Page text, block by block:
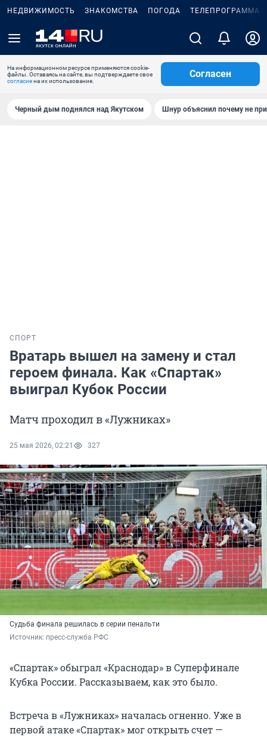
НЕДВИЖИМОСТЬ ЗНАКОМСТВА ПОГОДА ТЕЛЕПРОГРАММА
На информационном ресурсе применяются cookie-
файлы. Оставаясь на сайте, вы подтверждаете свое
согласиена их использование.
Согласен
Черный дым поднялся над Якутском Шнур объяснил почему не
СПОРТ
Вратарь вышел на замену и стал
героем финала. Как «Спартак»
выиграл Кубок России
Матч проходил в «Лужниках»
25 мая 2026, 02:21 327
Судьба финала решилась в серии пенальти
Источник: пресс-служба РФС
«Спартак» обыграл «Краснодар» в Суперфинале
Кубка России. Рассказываем, как это было.
Встреча в «Лужниках» началась огненно. Уже в
первой атаке «Спартак» мог открыть счет —